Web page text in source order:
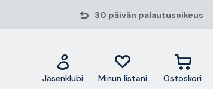
30 päivän palautusoikeus
Jäsenklubi Minun listani Ostoskori